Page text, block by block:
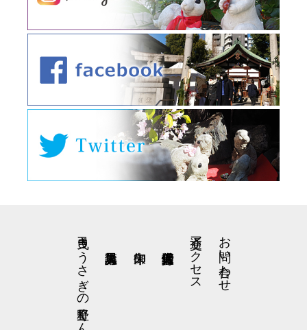
お問い合わせ
交通アクセス
弓曳きうさぎの星野くん